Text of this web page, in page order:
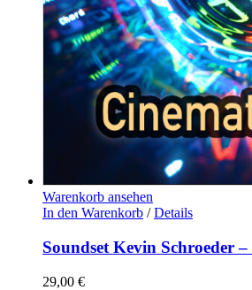
Warenkorb ansehen
In den Warenkorb / Details
Soundset Kevin Schroeder
29,00 €